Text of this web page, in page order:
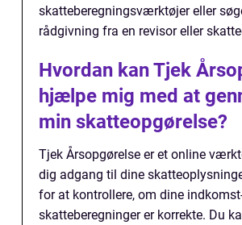
skatteberegningsværktøjer eller
rådgivning fra en revisor eller
Hvordan kan Tjek
hjælpe mig med at
min skatteopgørelse?
Tjek Årsopgørelse er et online
dig adgang til dine
for at kontrollere, om dine
skatteberegninger er korrekte. Du